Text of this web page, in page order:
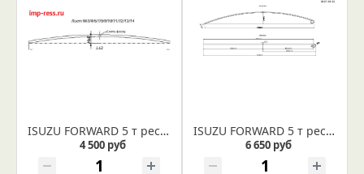
ISUZU FORWARD 5 т рессора задняя лист № 5 (Арт. IR 07-05-05)
4 500 руб
ISUZU FORWARD 5 т рессора задняя лист № 1 в сборе (Арт. IR 07-05-01в)
6 650 руб